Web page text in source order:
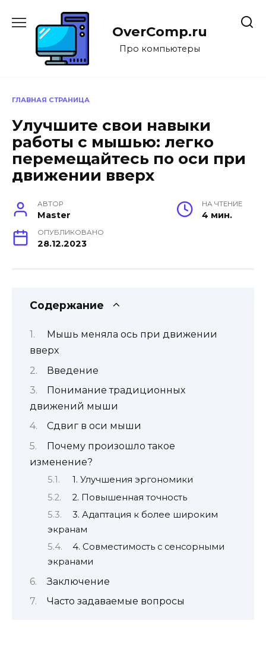
содержанию
OverComp.ru
Про компьютеры
ГЛАВНАЯ СТРАНИЦА
Улучшите свои навыки
работы с мышью: легко
перемещайтесь по оси при
движении вверх
АВТОР
Master
НА ЧТЕНИЕ
4 мин.
ОПУБЛИКОВАНО
28.12.2023
Содержание
Мышь меняла ось при движении
вверх
Введение
Понимание традиционных
движений мыши
Сдвиг в оси мыши
Почему произошло такое
изменение?
1. Улучшения эргономики
2. Повышенная точность
3. Адаптация к более широким
экранам
4. Совместимость с сенсорными
экранами
Заключение
Часто задаваемые вопросы